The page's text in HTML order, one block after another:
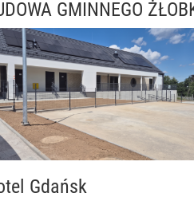
GMINNEGO
Gdańsk